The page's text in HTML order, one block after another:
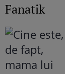
Fanatik